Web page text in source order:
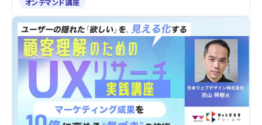
オンデマンド講座